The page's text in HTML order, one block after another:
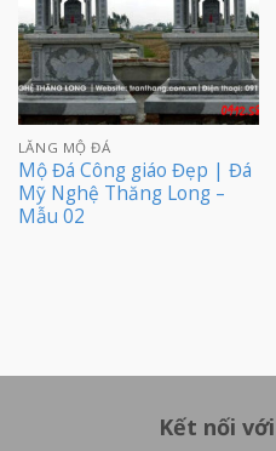
LĂNG MỘ ĐÁ
Mộ Đá Công giáo Đẹp | Đá
Mỹ Nghệ Thăng Long –
Mẫu 02
Kết nối